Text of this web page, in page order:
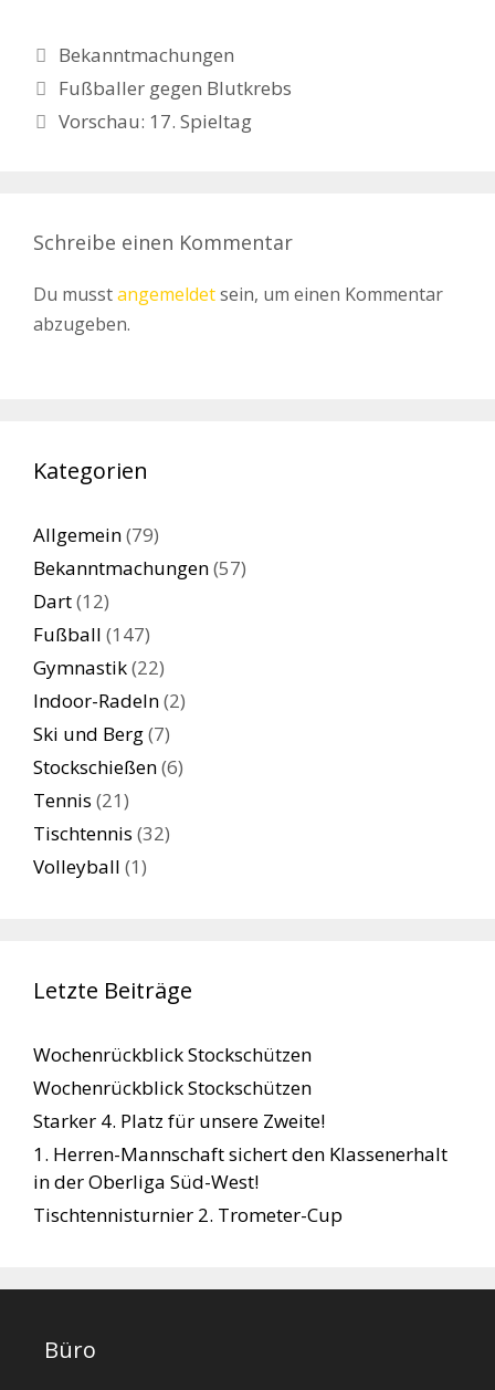
Kategorien
Bekanntmachungen
Fußballer gegen Blutkrebs
Vorschau: 17. Spieltag
Schreibe einen Kommentar
Du musstangemeldetsein, um einen Kommentar
abzugeben.
Kategorien
Allgemein(79)
Bekanntmachungen(57)
Dart(12)
Fußball (147)
Gymnastik(22)
Indoor-Radeln(2)
Ski und Berg(7)
Stockschießen(6)
Tennis (21)
Tischtennis (32)
Volleyball (1)
Letzte Beiträge
Wochenrückblick Stockschützen
Wochenrückblick Stockschützen
Starker 4. Platz für unsere Zweite!
1. Herren-Mannschaft sichert den Klassenerhalt
in der Oberliga Süd-West!
Tischtennisturnier 2. Trometer-Cup
Büro